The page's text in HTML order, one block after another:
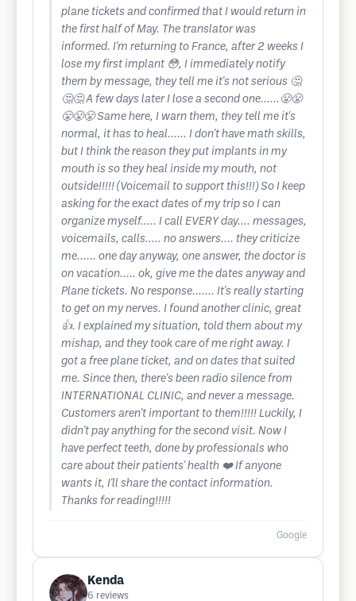
plane tickets and confirmed that I would return in
the first half of May. The translator was
informed. I'm returning to France, after 2 weeks I
lose my first implant 😳, I immediately notify
them by message, they tell me it's not serious 🤔
🤔🤔 A few days later I lose a second one......😤😤
😤😤😤 Same here, I warn them, they tell me it's
normal, it has to heal...... I don't have math skills,
but I think the reason they put implants in my
mouth is so they heal inside my mouth, not
outside!!!!! (Voicemail to support this!!!) So I keep
asking for the exact dates of my trip so I can
organize myself..... I call EVERY day.... messages,
voicemails, calls..... no answers.... they criticize
me...... one day anyway, one answer, the doctor is
on vacation..... ok, give me the dates anyway and
Plane tickets. No response....... It's really starting
to get on my nerves. I found another clinic, great
👍. I explained my situation, told them about my
mishap, and they took care of me right away. I
got a free plane ticket, and on dates that suited
me. Since then, there's been radio silence from
INTERNATIONAL CLINIC, and never a message.
Customers aren't important to them!!!!! Luckily, I
didn't pay anything for the second visit. Now I
have perfect teeth, done by professionals who
care about their patients' health ❤️ If anyone
wants it, I'll share the contact information.
Thanks for reading!!!!!
Google
Kenda
6 reviews